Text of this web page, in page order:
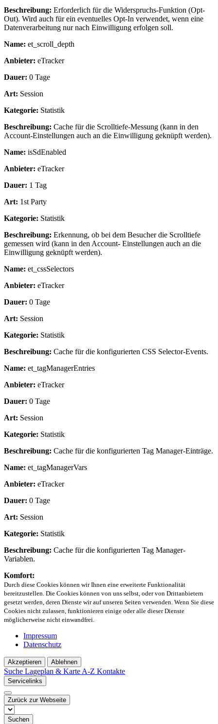
Beschreibung: Erforderlich für die Widerspruchs-Funktion (Opt-
Out). Wird auch für ein eventuelles Opt-In verwendet, wenn eine
Datenverarbeitung nur nach Einwilligung erfolgen soll.
Name: et_scroll_depth
Anbieter: eTracker
Dauer: 0 Tage
Art: Session
Kategorie: Statistik
Beschreibung: Cache für die Scrolltiefe-Messung (kann in den
Account-Einstellungen auch an die Einwilligung geknüpft werden).
Name: isSdEnabled
Anbieter: eTracker
Dauer: 1 Tag
Art: 1st Party
Kategorie: Statistik
Beschreibung: Erkennung, ob bei dem Besucher die Scrolltiefe
gemessen wird (kann in den Account- Einstellungen auch an die
Einwilligung geknüpft werden).
Name: et_cssSelectors
Anbieter: eTracker
Dauer: 0 Tage
Art: Session
Kategorie: Statistik
Beschreibung: Cache für die konfigurierten CSS Selector-Events.
Name: et_tagManagerEntries
Anbieter: eTracker
Dauer: 0 Tage
Art: Session
Kategorie: Statistik
Beschreibung: Cache für die konfigurierten Tag Manager-Einträge.
Name: et_tagManagerVars
Anbieter: eTracker
Dauer: 0 Tage
Art: Session
Kategorie: Statistik
Beschreibung: Cache für die konfigurierten Tag Manager-
Variablen.
Komfort:
Durch diese Cookies können wir Ihnen eine erweiterte Funktionalität
bereitzustellen. Die Cookies können von uns selbst, oder von Drittanbietern
gesetzt werden, deren Dienste wir auf unseren Seiten verwenden. Wenn Sie diese
Cookies nicht zulassen, funktionieren einige oder alle dieser Dienste
möglicherweise nicht einwandfrei.
Impressum
Datenschutz
Akzeptieren Ablehnen
Suche Lageplan & Karte A-Z Kontakte
Servicelinks
Zurück zur Webseite
Suchen